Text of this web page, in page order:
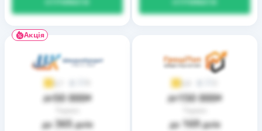
Акція
3,7
до50 000₴
до 365днів
3,9
до150 000₴
до 169днів